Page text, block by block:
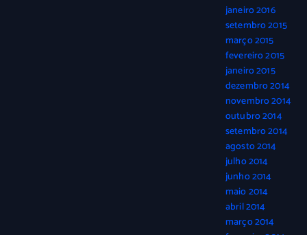
janeiro 2016
setembro 2015
março 2015
fevereiro 2015
janeiro 2015
dezembro 2014
novembro 2014
outubro 2014
setembro 2014
agosto 2014
julho 2014
junho 2014
maio 2014
abril 2014
março 2014